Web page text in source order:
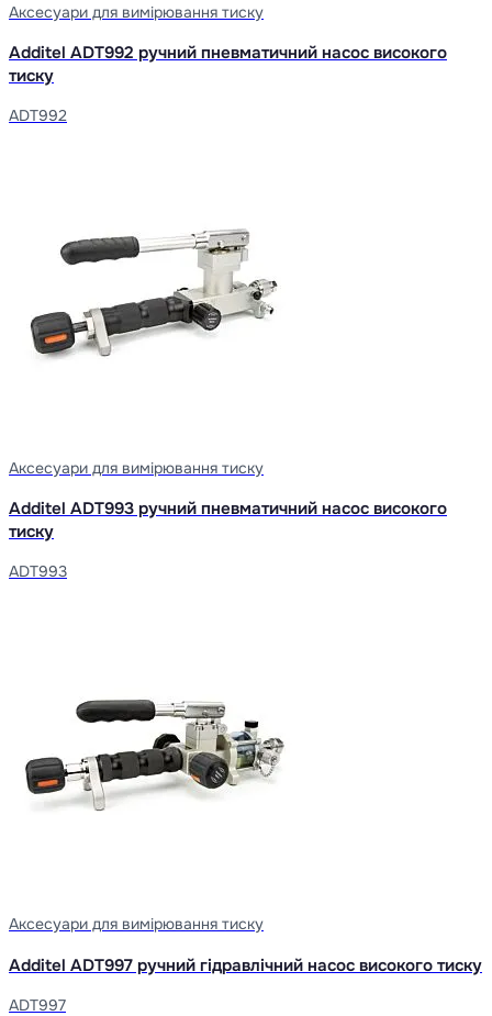
Аксесуари для вимірювання тиску
Additel ADT992 ручний пневматичний насос високого
тиску
ADT992
Аксесуари для вимірювання тиску
Additel ADT993 ручний пневматичний насос високого
тиску
ADT993
Аксесуари для вимірювання тиску
Additel ADT997 ручний гідравлічний насос високого тиску
ADT997